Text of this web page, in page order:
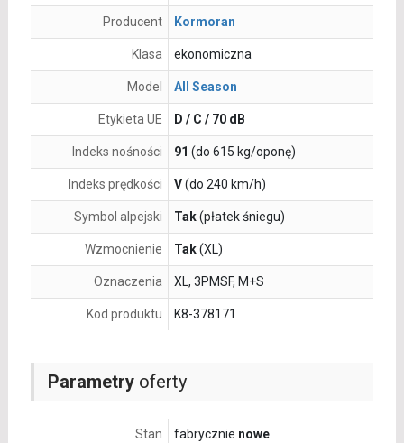
Parametryoferty
Stan fabrycznie nowe
Producent Kormoran
Klasa ekonomiczna
Model All Season
Etykieta UE D / C / 70 dB
Indeks nośności 91 (do 615 kg/oponę)
Indeks prędkości V(do 240 km/h)
Symbol alpejski Tak(płatek śniegu)
Wzmocnienie Tak(XL)
Oznaczenia XL, 3PMSF, M+S
Kod produktu K8-378171